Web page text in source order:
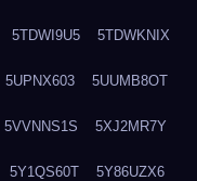
5TDWI9U5 5TDWKNIX
5UPNX603 5UUMB8OT
5VVNNS1S 5XJ2MR7Y
5Y1QS60T 5Y86UZX6